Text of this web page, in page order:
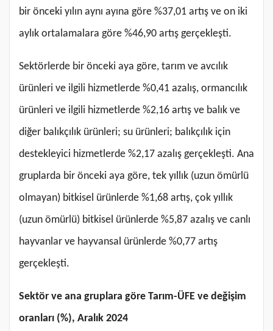
bir önceki yılın aynı ayına göre %37,01 artış ve on iki
aylık ortalamalara göre %46,90 artış gerçekleşti.
Sektörlerde bir önceki aya göre, tarım ve avcılık
ürünleri ve ilgili hizmetlerde %0,41 azalış, ormancılık
ürünleri ve ilgili hizmetlerde %2,16 artış ve balık ve
diğer balıkçılık ürünleri; su ürünleri; balıkçılık için
destekleyici hizmetlerde %2,17 azalış gerçekleşti. Ana
gruplarda bir önceki aya göre, tek yıllık (uzun ömürlü
olmayan) bitkisel ürünlerde %1,68 artış, çok yıllık
(uzun ömürlü) bitkisel ürünlerde %5,87 azalış ve canlı
hayvanlar ve hayvansal ürünlerde %0,77 artış
gerçekleşti.
Sektör ve ana gruplara göre Tarım-ÜFE ve değişim
oranları (%), Aralık 2024